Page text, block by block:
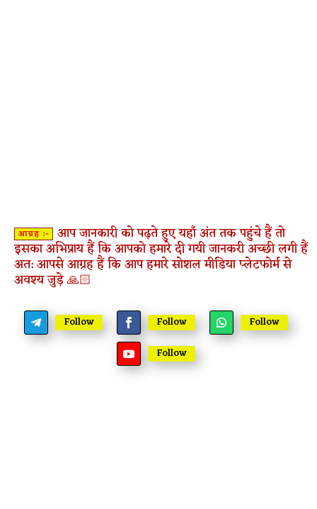
आग्रह :- आप जानकारी को पढ़ते हुए यहाँ अंत तक पहुंचे हैं तो
इसका अभिप्राय हैं कि आपको हमारे दी गयी जानकरी अच्छी लगी हैं
अत: आपसे आग्रह हैं कि आप हमारे सोशल मीडिया प्लेटफोर्म से
अवश्य जुड़े 🙏🏻
Follow Follow
Follow
Follow